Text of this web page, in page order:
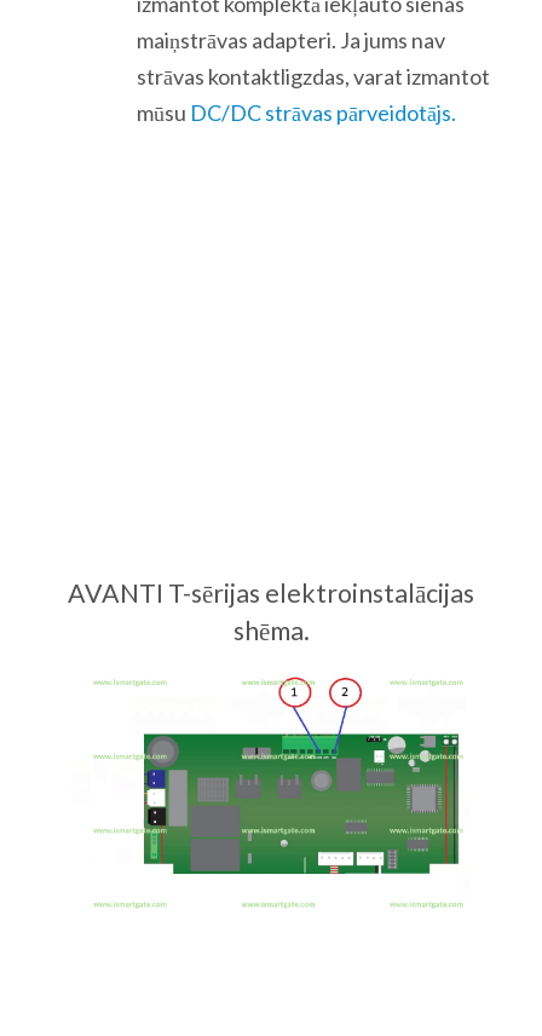
maiņstrāvas adapteri. Ja jums nav
strāvas kontaktligzdas, varat izmantot
mūsu DC/DC strāvas pārveidotājs.
AVANTI T-sērijas elektroinstalācijas
shēma.